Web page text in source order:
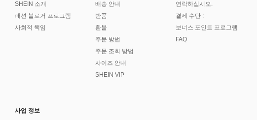
SHEIN 소개
패션 블로거 프로그램
사회적 책임
배송 안내
반품
환불
주문 방법
주문 조회 방법
사이즈 안내
SHEIN VIP
연락하십시오.
결제 수단 :
보너스 포인트 프로그램
FAQ
사업 정보